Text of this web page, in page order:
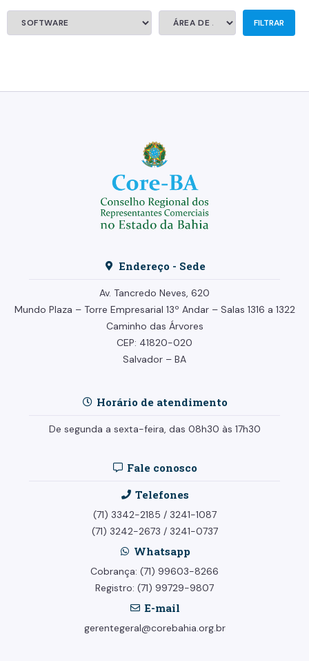
Endereço - Sede
Av. Tancredo Neves, 620
Mundo Plaza – Torre Empresarial 13º Andar – Salas 1316 a 1322
Caminho das Árvores
CEP: 41820-020
Salvador – BA
Horário de atendimento
De segunda a sexta-feira, das 08h30 às 17h30
Fale conosco
Telefones
(71) 3342-2185 / 3241-1087
(71) 3242-2673 / 3241-0737
Whatsapp
Cobrança: (71) 99603-8266
Registro: (71) 99729-9807
E-mail
gerentegeral@corebahia.org.br